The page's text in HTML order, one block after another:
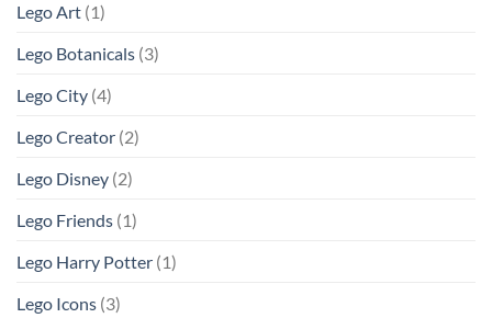
Lego Art (1)
Lego Botanicals (3)
Lego City (4)
Lego Creator (2)
Lego Disney (2)
Lego Friends (1)
Lego Harry Potter (1)
Lego Icons (3)